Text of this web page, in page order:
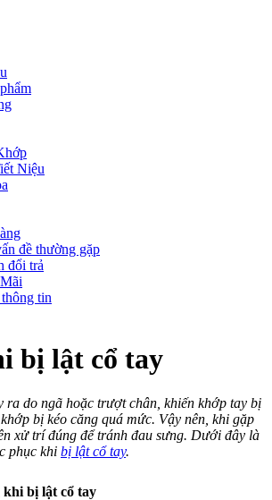
Niệu
đề thường gặp
đổi trả
tin
bị lật cổ tay
ra do ngã hoặc trượt chân, khiến khớp tay bị
bị kéo căng quá mức. Vậy nên, khi gặp
xử trí đúng để tránh đau sưng. Dưới đây là
phục khi bị lật cổ tay.
bị lật cổ tay